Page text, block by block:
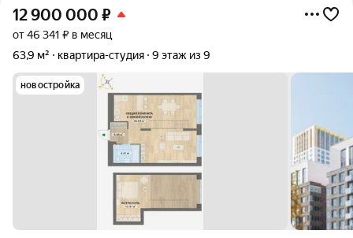
12 900 000 ₽
от 46 341 ₽ в месяц
63,9 м²
квартира-студия 9 этаж из 9
новостройка